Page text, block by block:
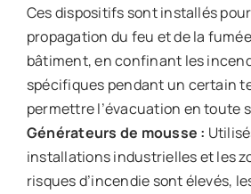
Ces dispositifs sont installés
propagation du feu et de la
bâtiment, en confinant les
spécifiques pendant un certain
permettre l’évacuation en toute
Générateurs de mousse :
installations industrielles et les
risques d’incendie sont élevés,